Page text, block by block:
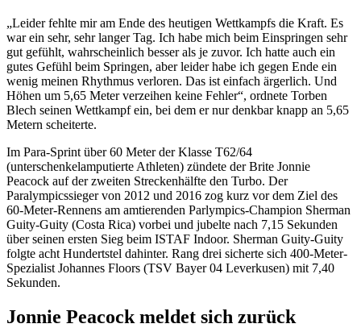
„Leider fehlte mir am Ende des heutigen Wettkampfs die Kraft. Es
war ein sehr, sehr langer Tag. Ich habe mich beim Einspringen sehr
gut gefühlt, wahrscheinlich besser als je zuvor. Ich hatte auch ein
gutes Gefühl beim Springen, aber leider habe ich gegen Ende ein
wenig meinen Rhythmus verloren. Das ist einfach ärgerlich. Und
Höhen um 5,65 Meter verzeihen keine Fehler“, ordnete Torben
Blech seinen Wettkampf ein, bei dem er nur denkbar knapp an 5,65
Metern scheiterte.
Im Para-Sprint über 60 Meter der Klasse T62/64
(unterschenkelamputierte Athleten) zündete der Brite Jonnie
Peacock auf der zweiten Streckenhälfte den Turbo. Der
Paralympicssieger von 2012 und 2016 zog kurz vor dem Ziel des
60-Meter-Rennens am amtierenden Parlympics-Champion Sherman
Guity-Guity (Costa Rica) vorbei und jubelte nach 7,15 Sekunden
über seinen ersten Sieg beim ISTAF Indoor. Sherman Guity-Guity
folgte acht Hundertstel dahinter. Rang drei sicherte sich 400-Meter-
Spezialist Johannes Floors (TSV Bayer 04 Leverkusen) mit 7,40
Sekunden.
Jonnie Peacock meldet sich zurück